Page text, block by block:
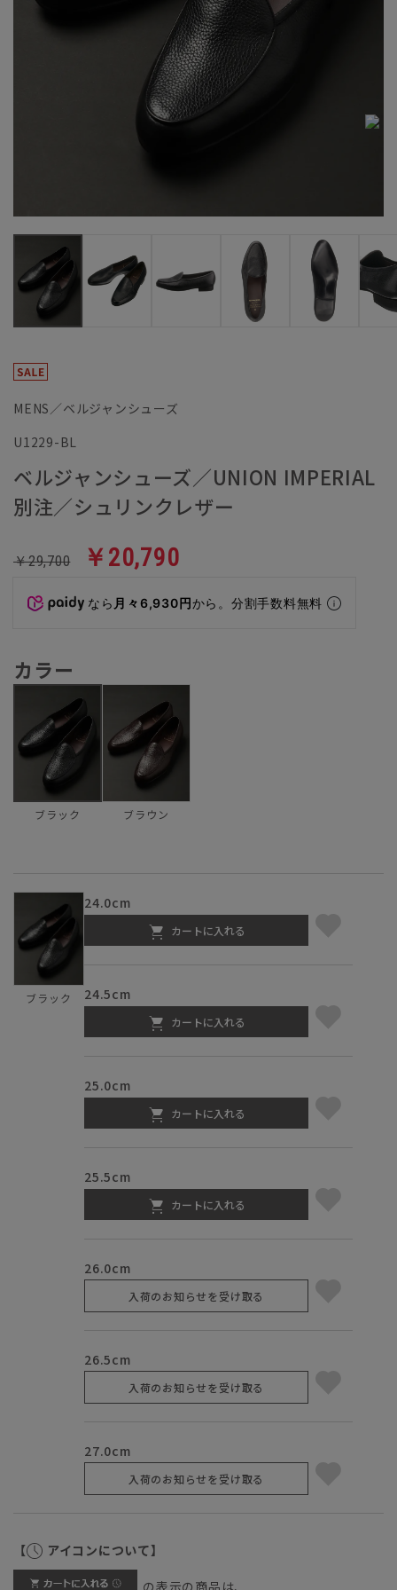
MENS／ベルジャンシューズ
U1229-BL
ベルジャンシューズ／UNION IMPERIAL
別注／シュリンクレザー
￥29,700 ￥20,790
なら 月々6,930円から。分割手数料無料
カラー
ブラック ブラウン
ブラック
24.0cm
カートに入れる
24.5cm
カートに入れる
25.0cm
カートに入れる
25.5cm
カートに入れる
26.0cm
入荷のお知らせを受け取る
26.5cm
入荷のお知らせを受け取る
27.0cm
入荷のお知らせを受け取る
【 アイコンについて】